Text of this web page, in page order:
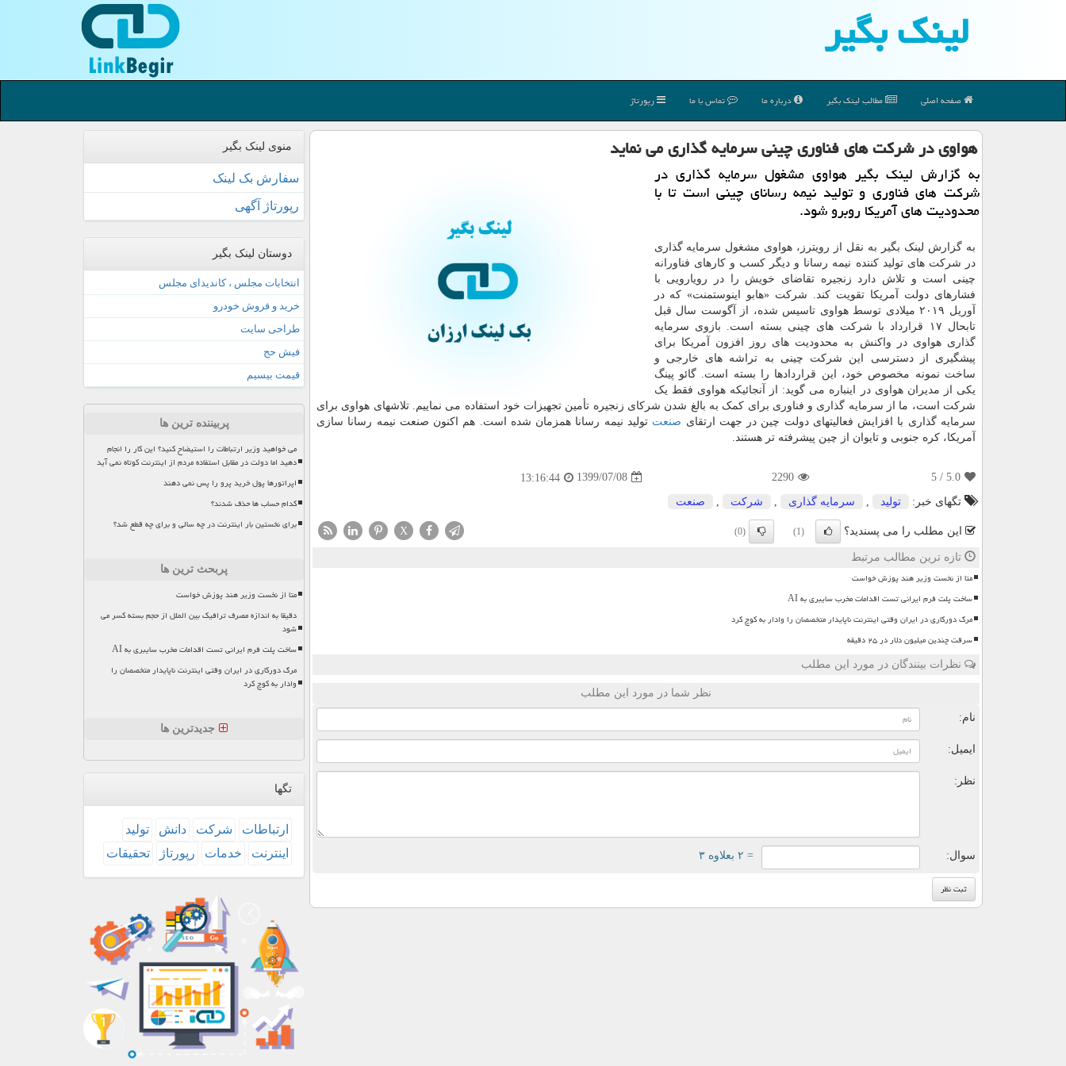
لینك بگیر
صفحه اصلی مطالب لینك بگیر درباره ما تماس با ما رپورتاژ
هواوی در شركت های فناوری چینی سرمایه گذاری می نماید
به گزارش لینك بگیر هواوی مشغول سرمایه گذاری در
شركت های فناوری و تولید نیمه رسانای چینی است تا با
محدودیت های آمریكا روبرو شود.
به گزارش لینک بگیر به نقل از رویترز، هواوی مشغول سرمایه گذاری
در شرکت های تولید کننده نیمه رسانا و دیگر کسب و کارهای فناورانه
چینی است و تلاش دارد زنجیره تقاضای خویش را در رویارویی با
فشارهای دولت آمریکا تقویت کند. شرکت «هابو اینوستمنت» که در
آوریل ۲۰۱۹ میلادی توسط هواوی تاسیس شده، از آگوست سال قبل
تابحال ۱۷ قرارداد با شرکت های چینی بسته است. بازوی سرمایه
گذاری هواوی در واکنش به محدودیت های روز افزون آمریکا برای
پیشگیری از دسترسی این شرکت چینی به تراشه های خارجی و
ساخت نمونه مخصوص خود، این قراردادها را بسته است. گائو پینگ
یکی از مدیران هواوی در اینباره می گوید: از آنجائیکه هواوی فقط یک
شرکت است، ما از سرمایه گذاری و فناوری برای کمک به بالغ شدن شرکای زنجیره تأمین تجهیزات خود استفاده می نماییم. تلاشهای هواوی برای
سرمایه گذاری با افزایش فعالیتهای دولت چین در جهت ارتقای صنعت تولید نیمه رسانا همزمان شده است. هم اکنون صنعت نیمه رسانا سازی
آمریکا، کره جنوبی و تایوان از چین پیشرفته تر هستند.
5.0
/ 5
2290
1399/07/08
13:16:44
تگهای خبر:
تولید سرمایه گذاری شركت صنعت
این مطلب را می پسندید؟ (1)
(0)
X
تازه ترین مطالب مرتبط
متا از نخست وزیر هند پوزش خواست
ساخت پلت فرم ایرانی تست اقدامات مخرب سایبری به AI
مرگ دورکاری در ایران وقتی اینترنت ناپایدار متخصصان را وادار به کوچ کرد
سرقت چندین میلیون دلار در ۲۵ دقیقه
نظرات بینندگان در مورد این مطلب
نظر شما در مورد این مطلب
نام:
ایمیل:
نظر:
سوال: = ۲ بعلاوه ۳
منوی لینک بگیر
سفارش بک لینک
رپورتاژ آگهی
دوستان لینک بگیر
انتخابات مجلس ، کاندیدای مجلس
خرید و فروش خودرو
طراحی سایت
فیش حج
قیمت بیسیم
پربیننده ترین ها
می خواهید وزیر ارتباطات را استیضاح کنید؟ این کار را انجام
دهید اما دولت در مقابل استفاده مردم از اینترنت کوتاه نمی آید
اپراتورها پول خرید پرو را پس نمی دهند
کدام حساب ها حذف شدند؟
برای نخستین بار اینترنت در چه سالی و برای چه قطع شد؟
پربحث ترین ها
متا از نخست وزیر هند پوزش خواست
دقیقا به اندازه مصرف ترافیک بین الملل از حجم بسته کسر می
شود
ساخت پلت فرم ایرانی تست اقدامات مخرب سایبری به AI
مرگ دورکاری در ایران وقتی اینترنت ناپایدار متخصصان را
وادار به کوچ کرد
جدیدترین ها
تگها
ارتباطات شركت دانش
تولید
اینترنت
خدمات رپورتاژ تحقیقات